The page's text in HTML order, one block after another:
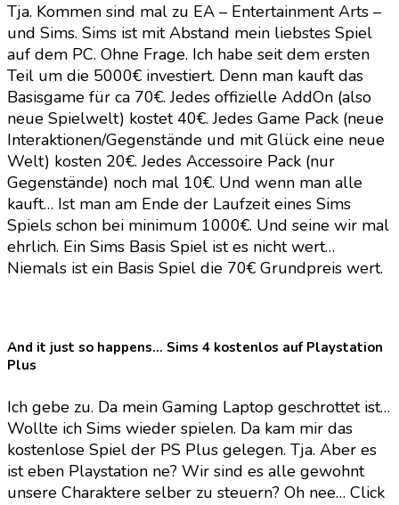
Tja. Kommen sind mal zu EA – Entertainment Arts –
und Sims. Sims ist mit Abstand mein liebstes Spiel
auf dem PC. Ohne Frage. Ich habe seit dem ersten
Teil um die 5000€ investiert. Denn man kauft das
Basisgame für ca 70€. Jedes offizielle AddOn (also
neue Spielwelt) kostet 40€. Jedes Game Pack (neue
Interaktionen/Gegenstände und mit Glück eine neue
Welt) kosten 20€. Jedes Accessoire Pack (nur
Gegenstände) noch mal 10€. Und wenn man alle
kauft… Ist man am Ende der Laufzeit eines Sims
Spiels schon bei minimum 1000€. Und seine wir mal
ehrlich. Ein Sims Basis Spiel ist es nicht wert…
Niemals ist ein Basis Spiel die 70€ Grundpreis wert.
And it just so happens… Sims 4 kostenlos auf Playstation
Plus
Ich gebe zu. Da mein Gaming Laptop geschrottet ist…
Wollte ich Sims wieder spielen. Da kam mir das
kostenlose Spiel der PS Plus gelegen. Tja. Aber es
ist eben Playstation ne? Wir sind es alle gewohnt
unsere Charaktere selber zu steuern? Oh nee… Click